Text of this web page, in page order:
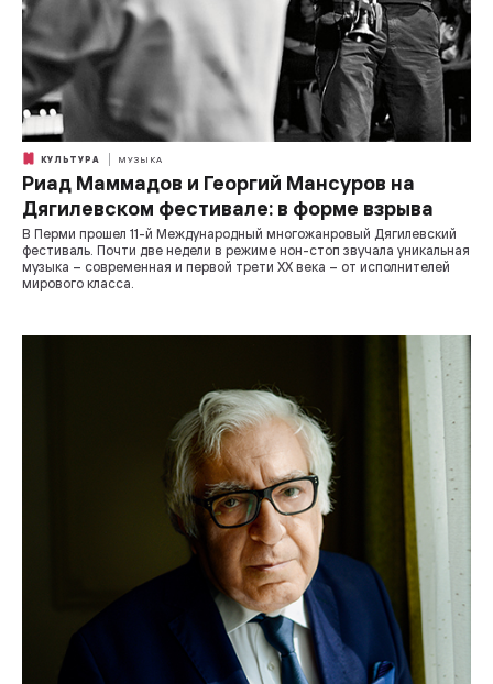
КУЛЬТУРА МУЗЫКА
Риад Маммадов и Георгий Мансуров на
Дягилевском фестивале: в форме взрыва
В Перми прошел 11-й Международный многожанровый Дягилевский
фестиваль. Почти две недели в режиме нон-стоп звучала уникальная
музыка – современная и первой трети XX века – от исполнителей
мирового класса.